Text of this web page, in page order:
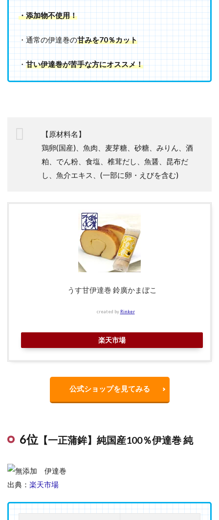
・添加物不使用！
・通常の伊達巻の甘みを70％カット
・甘い伊達巻が苦手な方にオススメ！
【原材料名】
鶏卵(国産)、魚肉、麦芽糖、砂糖、みりん、酒
粕、でん粉、食塩、椎茸だし、魚醤、昆布だ
し、魚介エキス、(一部に卵・えびを含む)
うす甘伊達巻 鈴廣かまぼこ
created by Rinker
楽天市場
公式ショップを見てみる
6位 【一正蒲鉾】純国産100％伊達巻 純
出典： 楽天市場